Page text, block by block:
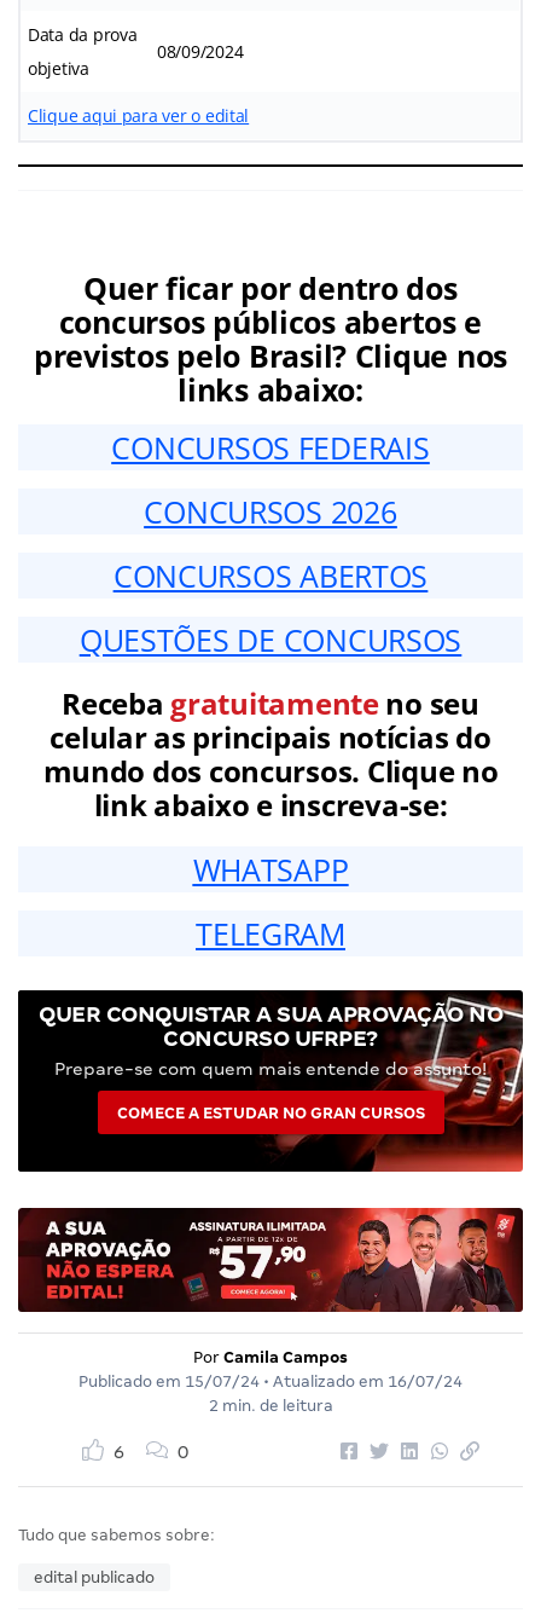
Data da prova
objetiva
08/09/2024
Clique aqui para ver o edital
Quer ficar por dentro dos
concursos públicos abertos e
previstos pelo Brasil? Clique nos
links abaixo:
CONCURSOS FEDERAIS
CONCURSOS 2026
CONCURSOS ABERTOS
QUESTÕES DE CONCURSOS
Receba gratuitamenteno seu
celular as principais notícias do
mundo dos concursos. Clique no
link abaixo e inscreva-se:
WHATSAPP
TELEGRAM
QUER CONQUISTAR A SUA APROVAÇÃO NO
CONCURSO UFRPE?
Prepare-se com quem mais entende do assunto!
COMECE A ESTUDAR NO GRAN CURSOS
Por Camila Campos
Publicado em 15/07/24 • Atualizado em 16/07/24
2 min. de leitura
6 0
Tudo que sabemos sobre:
edital publicado